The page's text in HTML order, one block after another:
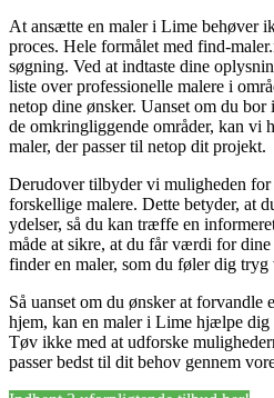
At ansætte en maler i Lime behøver
proces. Hele formålet med find-
søgning. Ved at indtaste dine
liste over professionelle malere i
netop dine ønsker. Uanset om du
de omkringliggende områder, kan vi
maler, der passer til netop dit projekt.
Derudover tilbyder vi muligheden
forskellige malere. Dette betyder, at
ydelser, så du kan træffe en
måde at sikre, at du får værdi for dine
finder en maler, som du føler dig tryg
Så uanset om du ønsker at forvandle
hjem, kan en maler i Lime hjælpe dig
Tøv ikke med at udforske
passer bedst til dit behov gennem